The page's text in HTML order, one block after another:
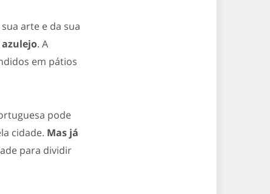
arte e da sua
azulejo. A
em pátios
pode
cidade. Mas já
para dividir